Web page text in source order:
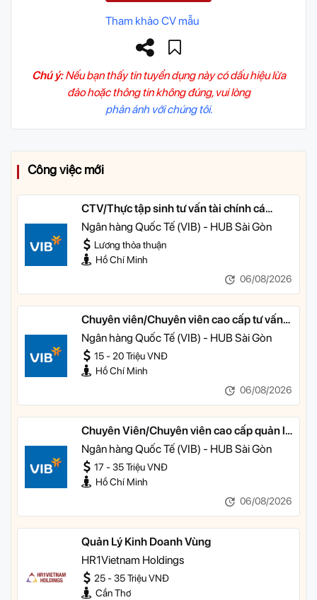
Tham khảo CV mẫu
Chú ý:Nếu bạn thấy tin tuyển dụng này có dấu hiệu lừa
đảo hoặc thông tin không đúng, vui lòng
phản ánh với chúng tôi.
Công việc mới
CTV/Thực tập sinh tư vấn tài chính cá
nhân
Ngân hàng Quốc Tế (VIB) - HUB Sài Gòn
Lương thỏa thuận
Hồ Chí Minh
06/08/2026
Chuyên viên/Chuyên viên cao cấp tư vấn
tài chính cá nhân
Ngân hàng Quốc Tế (VIB) - HUB Sài Gòn
15 - 20 Triệu VNĐ
Hồ Chí Minh
06/08/2026
Chuyên Viên/Chuyên viên cao cấp quản lý
khách hàng ưu tiên
Ngân hàng Quốc Tế (VIB) - HUB Sài Gòn
17 - 35 Triệu VNĐ
Hồ Chí Minh
06/08/2026
Quản Lý Kinh Doanh Vùng
HR1Vietnam Holdings
25 - 35 Triệu VNĐ
Cần Thơ